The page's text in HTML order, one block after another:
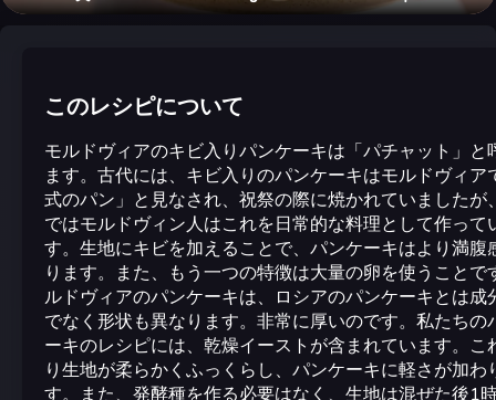
このレシピについて
モルドヴィアのキビ入りパンケーキは「パチャット」と
ます。古代には、キビ入りのパンケーキはモルドヴィア
式のパン」と見なされ、祝祭の際に焼かれていましたが
ではモルドヴィン人はこれを日常的な料理として作って
す。生地にキビを加えることで、パンケーキはより満腹
ります。また、もう一つの特徴は大量の卵を使うことで
ルドヴィアのパンケーキは、ロシアのパンケーキとは成
でなく形状も異なります。非常に厚いのです。私たちの
ーキのレシピには、乾燥イーストが含まれています。こ
り生地が柔らかくふっくらし、パンケーキに軽さが加わ
す。また、発酵種を作る必要はなく、生地は混ぜた後1